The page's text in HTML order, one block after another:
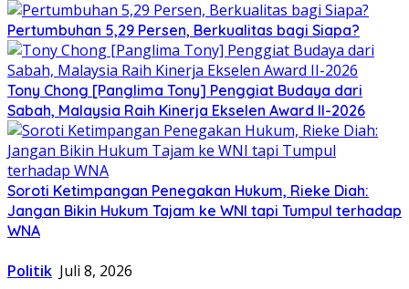
Pertumbuhan 5,29 Persen, Berkualitas bagi Siapa?
Tony Chong [Panglima Tony] Penggiat Budaya dari
Sabah, Malaysia Raih Kinerja Ekselen Award II-2026
Soroti Ketimpangan Penegakan Hukum, Rieke Diah:
Jangan Bikin Hukum Tajam ke WNI tapi Tumpul terhadap
WNA
Politik Juli 8, 2026